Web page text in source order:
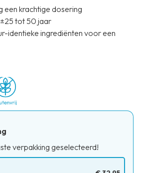
een krachtige dosering
tot 50 jaar
identieke ingrediënten voor een
verpakking geselecteerd!